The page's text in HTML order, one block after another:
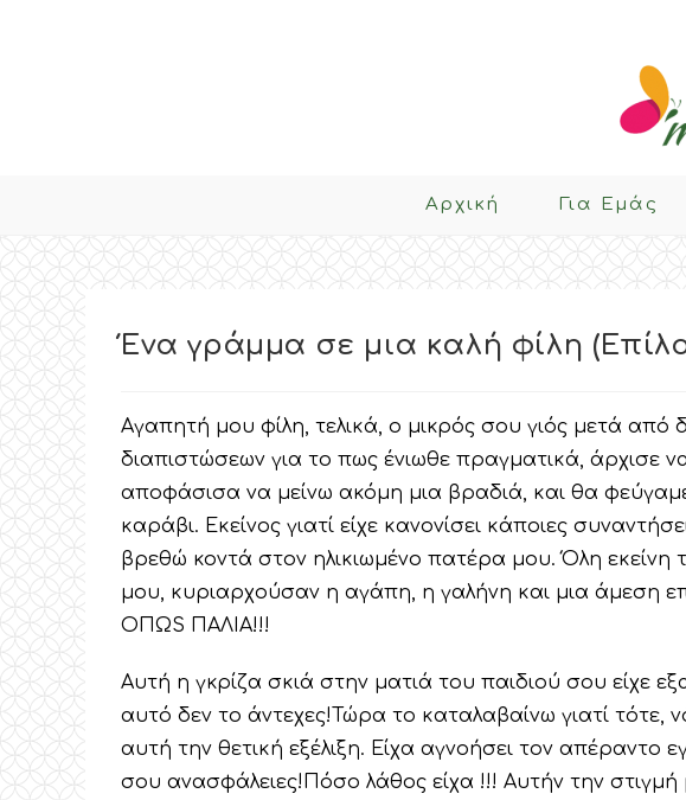
Αρχική Για Eμάς
Ένα γράμμα σε μια καλή φίλη
Αγαπητή μου φίλη, τελικά, ο μικρός σου γιός μετά
διαπιστώσεων για το πως ένιωθε πραγματικά, άρχισε
αποφάσισα να μείνω ακόμη μια βραδιά, και θα
καράβι. Εκείνος γιατί είχε κανονίσει κάποιες
βρεθώ κοντά στον ηλικιωμένο πατέρα μου. Όλη
μου, κυριαρχούσαν η αγάπη, η γαλήνη και μια άμεση
ΟΠΩS ΠΑΛΙΑ!!!
Αυτή η γκρίζα σκιά στην ματιά του παιδιού σου είχε
αυτό δεν το άντεχες!Τώρα το καταλαβαίνω γιατί
αυτή την θετική εξέλιξη. Είχα αγνοήσει τον απέραντο
σου ανασφάλειες!Πόσο λάθος είχα !!! Αυτήν την